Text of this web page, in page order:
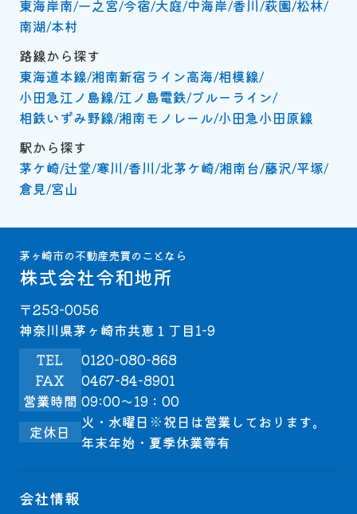
東海岸南 一之宮 今宿 大庭 中海岸 香川 萩園 松林
南湖 本村
路線から探す
東海道本線 湘南新宿ライン高海 相模線
小田急江ノ島線 江ノ島電鉄 ブルーライン
相鉄いずみ野線 湘南モノレール 小田急小田原線
駅から探す
茅ケ崎 辻堂 寒川 香川 北茅ケ崎 湘南台 藤沢 平塚
倉見 宮山
茅ヶ崎市の不動産売買のことなら
株式会社令和地所
〒253-0056
神奈川県茅ヶ崎市共恵１丁目1-9
TEL
0120-080-868
FAX
0467-84-8901
営業時間 09:00～19：00
定休日
火・水曜日※祝日は営業しております。
年末年始・夏季休業等有
会社情報